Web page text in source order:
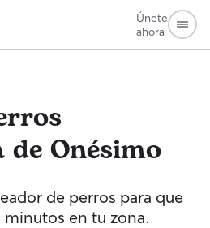
Únete
ahora
Onésimo
de perros para que
en tu zona.